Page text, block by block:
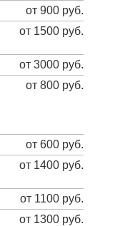
от 900 руб.
от 1500 руб.
от 3000 руб.
от 800 руб.
от 600 руб.
от 1400 руб.
от 1100 руб.
от 1300 руб.